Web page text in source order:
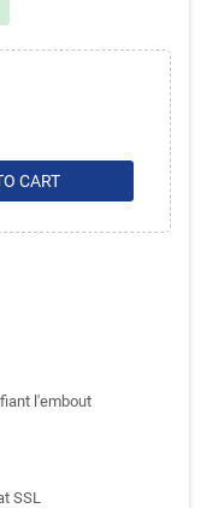
CART
l'embout
SSL